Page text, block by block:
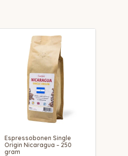
Espressobonen Single
Origin Nicaragua – 250
gram